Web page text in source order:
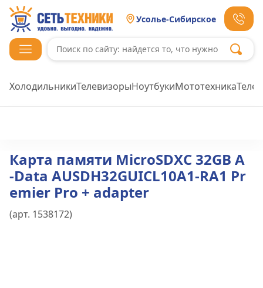
Усолье-Сибирское
ХолодильникиТелевизорыНоутбукиМототехника
Карта памяти MicroSDXC 32GB A
-Data AUSDH32GUICL10A1-RA1 Pr
emier Pro + adapter
(арт. 1538172)